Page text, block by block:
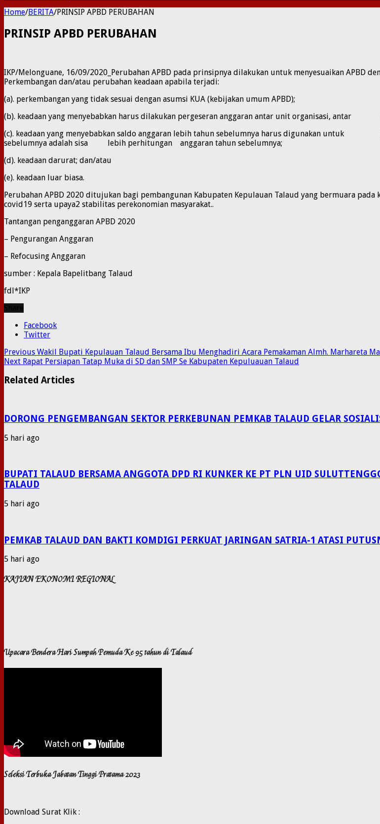
Home/BERITA/PRINSIP APBD PERUBAHAN
PRINSIP APBD PERUBAHAN
IKP/Melonguane, 16/09/2020_Perubahan APBD pada prinsipnya dilakukan untuk menyesuaikan APBD
Perkembangan dan/atau perubahan keadaan apabila terjadi:
(a). perkembangan yang tidak sesuai dengan asumsi KUA (kebijakan umum APBD);
(b). keadaan yang menyebabkan harus dilakukan pergeseran anggaran antar unit organisasi, antar
(c). keadaan yang menyebabkan saldo anggaran lebih tahun sebelumnya harus digunakan untuk
sebelumnya adalah sisa lebih perhitungan anggaran tahun sebelumnya;
(d). keadaan darurat; dan/atau
(e). keadaan luar biasa.
Perubahan APBD 2020 ditujukan bagi pembangunan Kabupaten Kepulauan Talaud yang bermuara pada
covid19 serta upaya2 stabilitas perekonomian masyarakat..
Tantangan penganggaran APBD 2020
– Pengurangan Anggaran
– Refocusing Anggaran
sumber : Kepala Bapelitbang Talaud
fdl*IKP
Facebook
Twitter
Previous Wakil Bupati Kepulauan Talaud Bersama Ibu Menghadiri Acara Pemakaman Almh. Marhareta
Next Rapat Persiapan Tatap Muka di SD dan SMP Se Kabupaten Kepuluauan Talaud
Related Articles
DORONG PENGEMBANGAN SEKTOR PERKEBUNAN PEMKAB TALAUD GELAR
5 hari ago
BUPATI TALAUD BERSAMA ANGGOTA DPD RI KUNKER KE PT PLN UID
TALAUD
5 hari ago
PEMKAB TALAUD DAN BAKTI KOMDIGI PERKUAT JARINGAN SATRIA-1 ATASI
5 hari ago
KAJIAN EKONOMI REGIONAL
Upacara Bendera Hari Sumpah Pemuda Ke 95 tahun di Talaud
Seleksi Terbuka Jabatan Tinggi Pratama 2023
Download Surat Klik :